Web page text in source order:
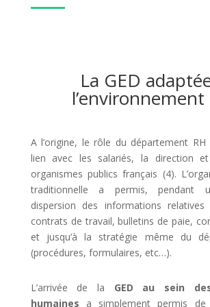
La GED
l’environnement
A l’origine, le rôle du département
lien avec les salariés, la direction
organismes publics français (4).
traditionnelle a permis, pendant
dispersion des informations
contrats de travail, bulletins de paie,
et jusqu’à la stratégie même du
(procédures, formulaires, etc…).
L’arrivée de la
GED au sein
humaines
a simplement permis de